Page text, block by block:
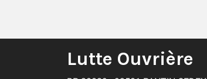
Lutte Ouvrière